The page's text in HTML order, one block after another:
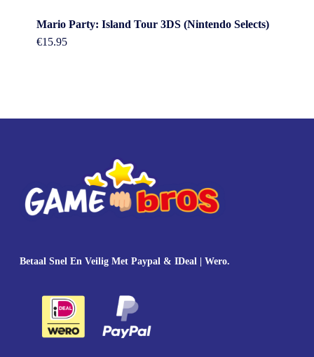
Mario Party: Island Tour 3DS (Nintendo Selects)
€15.95
Betaal Snel En Veilig Met Paypal & IDeal | Wero.